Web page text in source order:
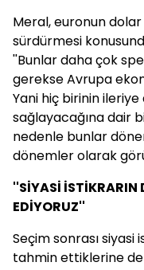
Meral, euronun dolar
sürdürmesi
''Bunlar daha çok
gerekse Avrupa
Yani hiç birinin
sağlayacağına dair
nedenle bunlar
dönemler olarak
''SİYASİ İSTİKRARIN
EDİYORUZ''
Seçim sonrası
tahmin ettiklerine